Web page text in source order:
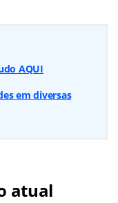
AQUI
em diversas
atual